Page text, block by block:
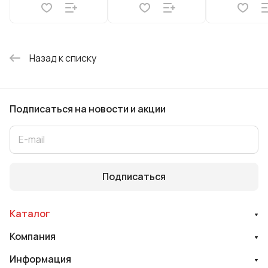
Назад к списку
Подписаться на новости и акции
Подписаться
Каталог
Компания
Информация